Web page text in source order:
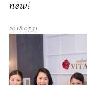
new!
2018.07.31